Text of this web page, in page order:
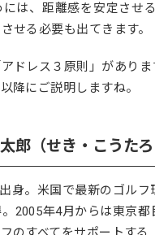
は、 距離感を安定させ
せる必要も出てきます。
ドレス３原則」があり
降にご説明しますね。
郎（せき・こうた
身。米国で最新のゴル
2005年4月からは東京